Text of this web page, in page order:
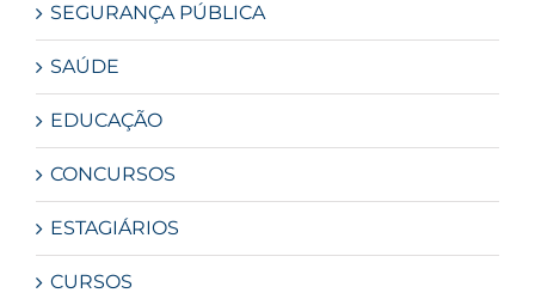
SEGURANÇA PÚBLICA
SAÚDE
EDUCAÇÃO
CONCURSOS
ESTAGIÁRIOS
CURSOS